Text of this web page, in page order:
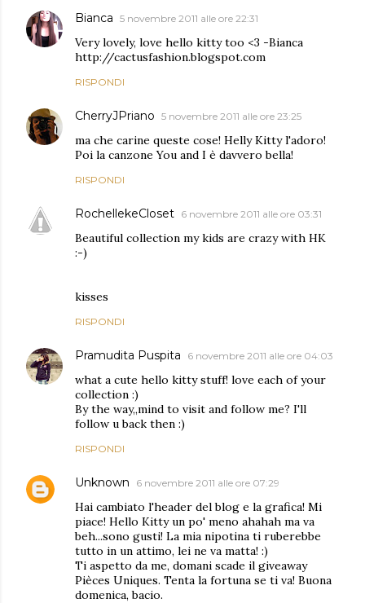
Bianca 5 novembre 2011 alle ore 22:31
Very lovely, love hello kitty too <3 -Bianca
http://cactusfashion.blogspot.com
RISPONDI
CherryJPriano 5 novembre 2011 alle ore 23:25
ma che carine queste cose! Helly Kitty l'adoro!
Poi la canzone You and I è davvero bella!
RISPONDI
RochellekeCloset 6 novembre 2011 alle ore 03:31
Beautiful collection my kids are crazy with HK
:-)
kisses
RISPONDI
Pramudita Puspita 6 novembre 2011 alle ore 04:03
what a cute hello kitty stuff! love each of your
collection :)
By the way,,mind to visit and follow me? I'll
follow u back then :)
RISPONDI
Unknown 6 novembre 2011 alle ore 07:29
Hai cambiato l'header del blog e la grafica! Mi
piace! Hello Kitty un po' meno ahahah ma va
beh...sono gusti! La mia nipotina ti ruberebbe
tutto in un attimo, lei ne va matta! :)
Ti aspetto da me, domani scade il giveaway
Pièces Uniques. Tenta la fortuna se ti va! Buona
domenica, bacio.